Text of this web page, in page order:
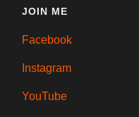
JOIN ME
Facebook
Instagram
YouTube